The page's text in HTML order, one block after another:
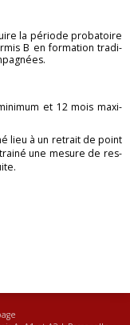
la pé­riode pro­ba­toire
B en for­ma­tion tra­di­
et 12 mois maxi­
lieu à un re­trait de point
une me­sure de res­